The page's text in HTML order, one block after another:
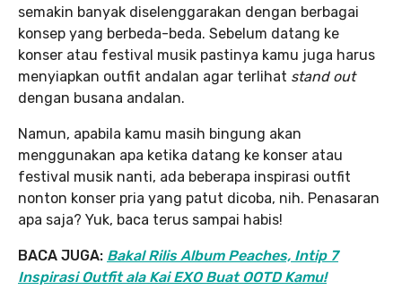
semakin banyak diselenggarakan dengan berbagai
konsep yang berbeda-beda. Sebelum datang ke
konser atau festival musik pastinya kamu juga harus
menyiapkan outfit andalan agar terlihat stand out
dengan busana andalan.
Namun, apabila kamu masih bingung akan
menggunakan apa ketika datang ke konser atau
festival musik nanti, ada beberapa inspirasi outfit
nonton konser pria yang patut dicoba, nih. Penasaran
apa saja? Yuk, baca terus sampai habis!
BACA JUGA: Bakal Rilis Album Peaches, Intip 7
Inspirasi Outfit ala Kai EXO Buat OOTD Kamu!